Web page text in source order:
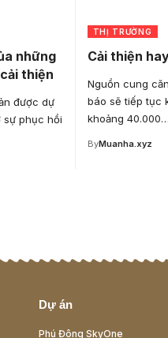
những
thiện
được dự
sự phục hồi
THỊ TRƯỜNG
Cải thiện
Nguồn cung
báo sẽ tiếp tục
khoảng 40.000…
ByMuanha.xyz
Dự án
Phú Đông SkyOne